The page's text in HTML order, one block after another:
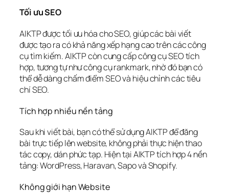
Tối ưu SEO
AIKTP được tối ưu hóa cho SEO, giúp các bài viết
được tạo ra có khả năng xếp hạng cao trên các công
cụ tìm kiếm. AIKTP còn cung cấp công cụ SEO tích
hợp, tương tự như công cụ rankmark, nhờ đó bạn có
thể dễ dàng chấm điểm SEO và hiệu chỉnh các tiêu
chí SEO.
Tích hợp nhiều nền tảng
Sau khi viết bài, bạn có thể sử dụng AIKTP để đăng
bài trực tiếp lên website, không phải thực hiện thao
tác copy, dán phức tạp. Hiện tại AIKTP tích hợp 4 nền
tảng: WordPress, Haravan, Sapo và Shopify.
Không giới hạn Website